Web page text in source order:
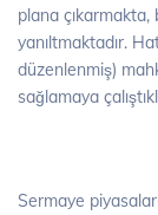
plana
yanıltmaktadır.
düzenlenmiş)
sağlamaya
Sermaye